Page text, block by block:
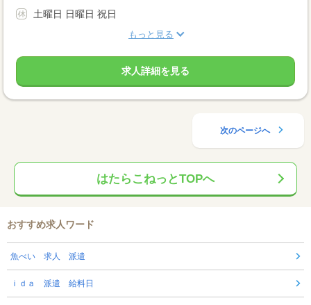
土曜日 日曜日 祝日
もっと見る
求人詳細を見る
次のページへ
はたらこねっとTOPへ
おすすめ求人ワード
魚べい 求人 派遣
ｉｄａ 派遣 給料日